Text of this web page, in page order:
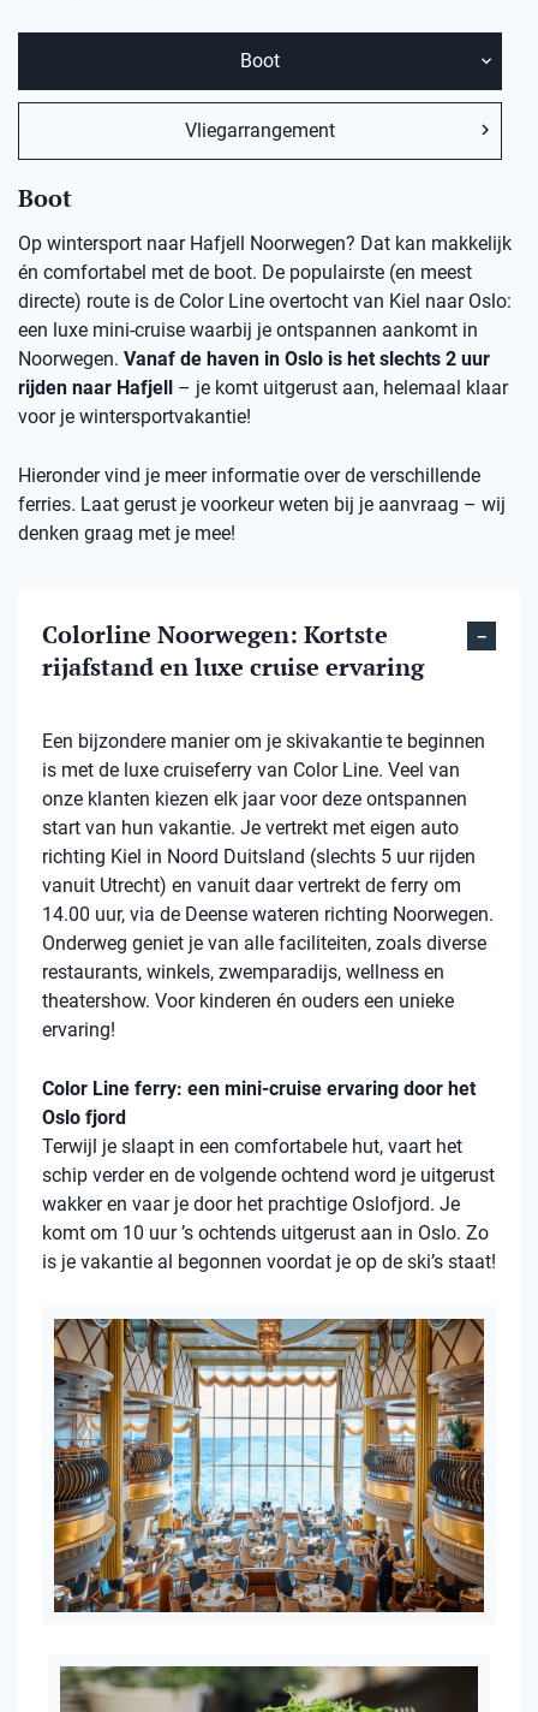
Boot
Vliegarrangement
Boot
Op wintersport naar Hafjell Noorwegen? Dat kan makkelijk
én comfortabel met de boot. De populairste (en meest
directe) route is de Color Line overtocht van Kiel naar Oslo:
een luxe mini-cruise waarbij je ontspannen aankomt in
Noorwegen. Vanaf de haven in Oslo is het slechts 2 uur
rijden naar Hafjell – je komt uitgerust aan, helemaal klaar
voor je wintersportvakantie!
Hieronder vind je meer informatie over de verschillende
ferries. Laat gerust je voorkeur weten bij je aanvraag – wij
denken graag met je mee!
Colorline Noorwegen: Kortste
rijafstand en luxe cruise ervaring
Een bijzondere manier om je skivakantie te beginnen
is met de luxe cruiseferry van Color Line. Veel van
onze klanten kiezen elk jaar voor deze ontspannen
start van hun vakantie. Je vertrekt met eigen auto
richting Kiel in Noord Duitsland (slechts 5 uur rijden
vanuit Utrecht) en vanuit daar vertrekt de ferry om
14.00 uur, via de Deense wateren richting Noorwegen.
Onderweg geniet je van alle faciliteiten, zoals diverse
restaurants, winkels, zwemparadijs, wellness en
theatershow. Voor kinderen én ouders een unieke
ervaring!
Color Line ferry: een mini-cruise ervaring door het
Oslo fjord
Terwijl je slaapt in een comfortabele hut, vaart het
schip verder en de volgende ochtend word je uitgerust
wakker en vaar je door het prachtige Oslofjord. Je
komt om 10 uur ’s ochtends uitgerust aan in Oslo. Zo
is je vakantie al begonnen voordat je op de ski’s staat!